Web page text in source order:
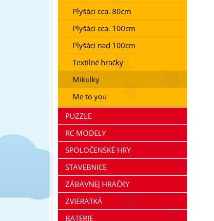
Plyšáci cca. 80cm
Plyšáci cca. 100cm
Plyšáci nad 100cm
Textilné hračky
Mikulky
Me to you
PUZZLE
RC MODELY
SPOLOČENSKÉ HRY
STAVEBNICE
ZÁBAVNEJ HRAČKY
ZVIERATKÁ
BATERIE